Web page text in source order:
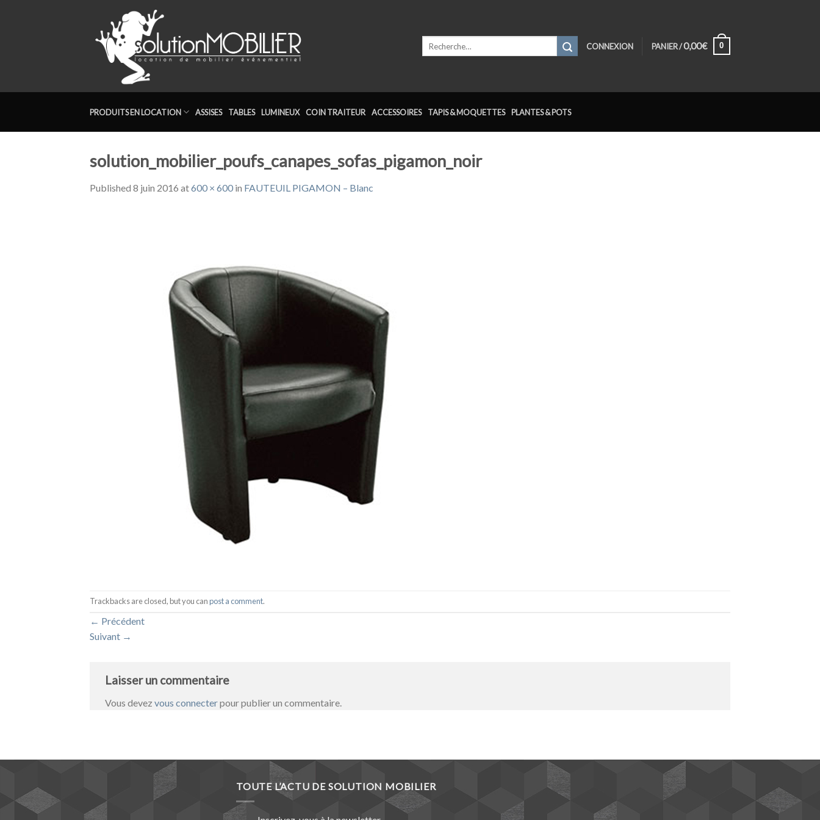
CONNEXION PANIER /0,00€ 0
PRODUITS EN LOCATION ASSISES TABLES LUMINEUX COIN TRAITEUR ACCESSOIRES TAPIS & MOQUETTES PLANTES & POTS
solution_mobilier_poufs_canapes_sofas_pigamon_noir
Published 8 juin 2016 at600 × 600 in FAUTEUIL PIGAMON – Blanc
Trackbacks are closed, but you canpost a comment.
← Précédent
Suivant →
Laisser un commentaire
Vous devez vous connecterpour publier un commentaire.
TOUTE L’ACTU DE SOLUTION MOBILIER